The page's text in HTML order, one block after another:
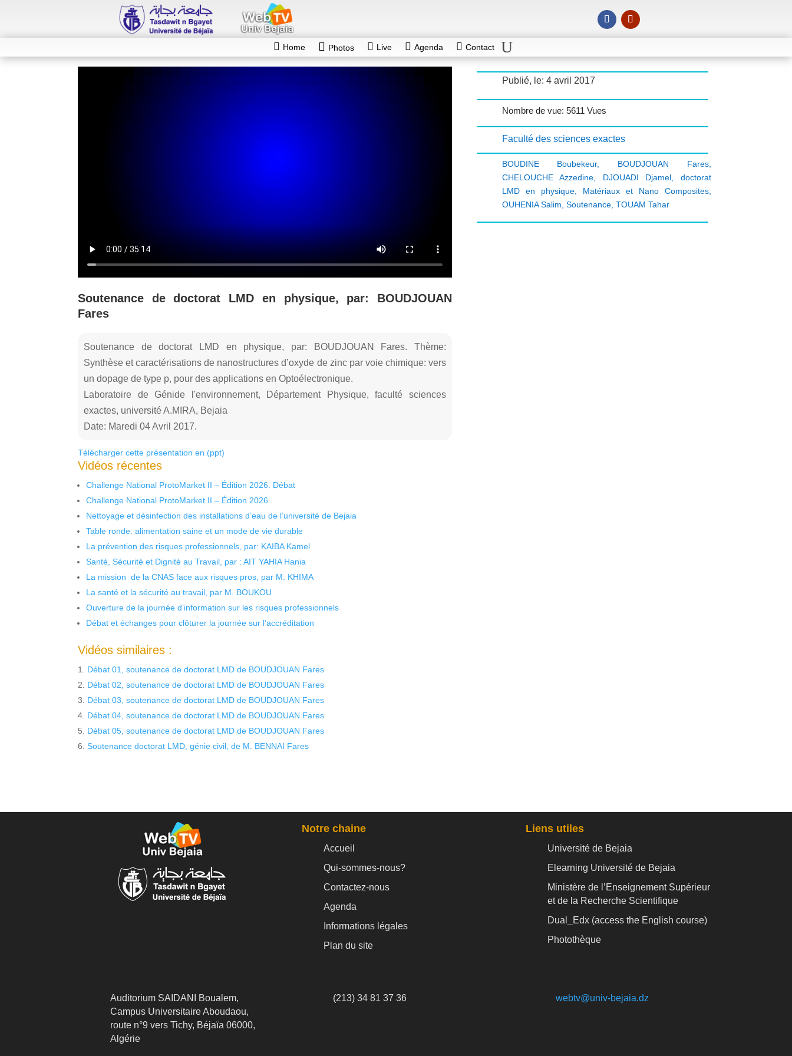
Home Photos Live Agenda Contact
Soutenance de doctorat LMD en physique, par: BOUDJOUAN
Fares
Soutenance de doctorat LMD en physique, par: BOUDJOUAN Fares. Thème:
Synthèse et caractérisations de nanostructures d’oxyde de zinc par voie chimique: vers
un dopage de type p, pour des applications en Optoélectronique.
Laboratoire de Génide l'environnement, Département Physique, faculté sciences
exactes, université A.MIRA, Bejaia
Date: Maredi 04 Avril 2017.
Télécharger cette présentation en (ppt)
Vidéos récentes
Challenge National ProtoMarket II – Édition 2026. Débat
Challenge National ProtoMarket II – Édition 2026
Nettoyage et désinfection des installations d’eau de l’université de Bejaia
Table ronde: alimentation saine et un mode de vie durable
La prévention des risques professionnels, par: KAIBA Kamel
Santé, Sécurité et Dignité au Travail, par : AIT YAHIA Hania
La mission de la CNAS face aux risques pros, par M. KHIMA
La santé et la sécurité au travail, par M. BOUKOU
Ouverture de la journée d’information sur les risques professionnels
Débat et échanges pour clôturer la journée sur l’accréditation
Vidéos similaires :
Débat 01, soutenance de doctorat LMD de BOUDJOUAN Fares
Débat 02, soutenance de doctorat LMD de BOUDJOUAN Fares
Débat 03, soutenance de doctorat LMD de BOUDJOUAN Fares
Débat 04, soutenance de doctorat LMD de BOUDJOUAN Fares
Débat 05, soutenance de doctorat LMD de BOUDJOUAN Fares
Soutenance doctorat LMD, génie civil, de M. BENNAI Fares
Publié, le: 4 avril 2017
Nombre de vue: 5611 Vues
Faculté des sciences exactes
BOUDINE Boubekeur, BOUDJOUAN Fares,
CHELOUCHE Azzedine, DJOUADI Djamel, doctorat
LMD en physique, Matériaux et Nano Composites,
OUHENIA Salim, Soutenance, TOUAM Tahar
Notre chaine
Accueil
Qui-sommes-nous?
Contactez-nous
Agenda
Informations légales
Plan du site
Liens utiles
Université de Bejaia
Elearning Université de Bejaia
Ministère de l’Enseignement Supérieur
et de la Recherche Scientifique
Dual_Edx (access the English course)
Photothèque
Auditorium SAIDANI Boualem,
Campus Universitaire Aboudaou,
route n°9 vers Tichy, Béjaïa 06000,
Algérie
(213) 34 81 37 36 webtv@univ-bejaia.dz